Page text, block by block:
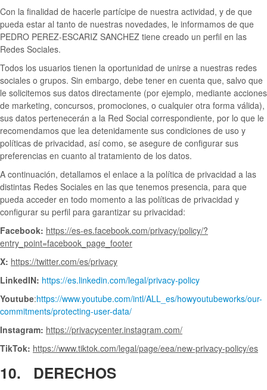
Con la finalidad de hacerle partícipe de nuestra actividad, y de que
pueda estar al tanto de nuestras novedades, le informamos de que
PEDRO PEREZ-ESCARIZ SANCHEZ tiene creado un perfil en las
Redes Sociales.
Todos los usuarios tienen la oportunidad de unirse a nuestras redes
sociales o grupos. Sin embargo, debe tener en cuenta que, salvo que
le solicitemos sus datos directamente (por ejemplo, mediante acciones
de marketing, concursos, promociones, o cualquier otra forma válida),
sus datos pertenecerán a la Red Social correspondiente, por lo que le
recomendamos que lea detenidamente sus condiciones de uso y
políticas de privacidad, así como, se asegure de configurar sus
preferencias en cuanto al tratamiento de los datos.
A continuación, detallamos el enlace a la política de privacidad a las
distintas Redes Sociales en las que tenemos presencia, para que
pueda acceder en todo momento a las políticas de privacidad y
configurar su perfil para garantizar su privacidad:
Facebook: https://es-es.facebook.com/privacy/policy/?
entry_point=facebook_page_footer
X: https://twitter.com/es/privacy
LinkedIN: https://es.linkedin.com/legal/privacy-policy
Youtube:https://www.youtube.com/intl/ALL_es/howyoutubeworks/our-
commitments/protecting-user-data/
Instagram: https://privacycenter.instagram.com/
TikTok: https://www.tiktok.com/legal/page/eea/new-privacy-policy/es
10. DERECHOS